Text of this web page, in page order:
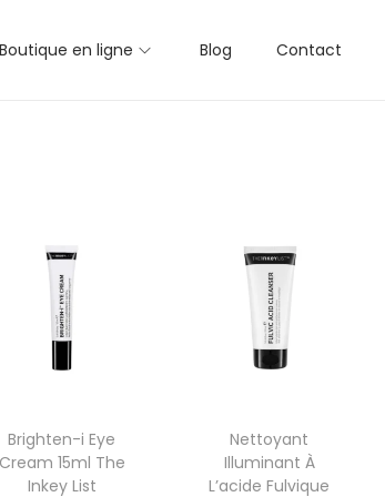
Boutique en ligne Blog Contact
Brighten-i Eye
Cream 15ml The
Inkey List
Nettoyant
Illuminant À
L’acide Fulvique